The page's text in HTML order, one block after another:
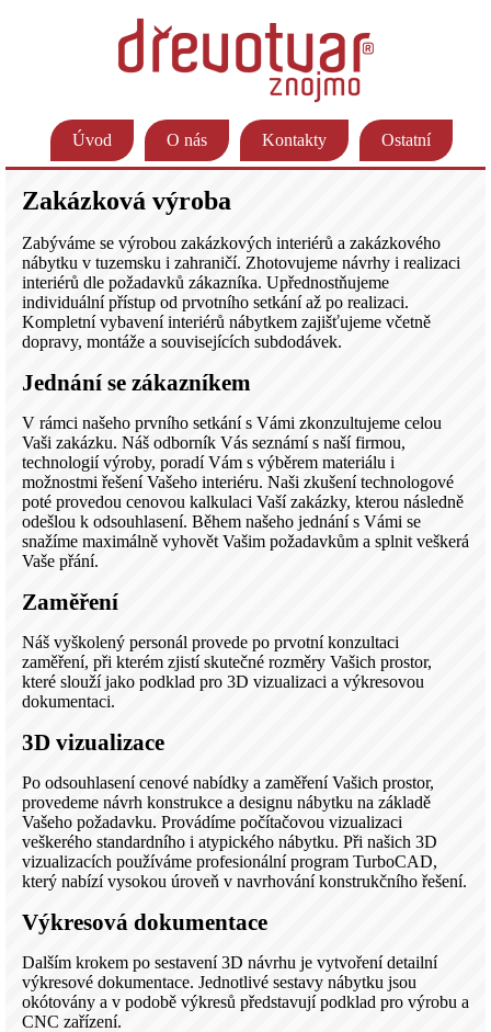
Úvod O nás Kontakty Ostatní
Zakázková výroba
Zabýváme se výrobou zakázkových interiérů a zakázkového
nábytku v tuzemsku i zahraničí. Zhotovujeme návrhy i realizaci
interiérů dle požadavků zákazníka. Upřednostňujeme
individuální přístup od prvotního setkání až po realizaci.
Kompletní vybavení interiérů nábytkem zajišťujeme včetně
dopravy, montáže a souvisejících subdodávek.
Jednání se zákazníkem
V rámci našeho prvního setkání s Vámi zkonzultujeme celou
Vaši zakázku. Náš odborník Vás seznámí s naší firmou,
technologií výroby, poradí Vám s výběrem materiálu i
možnostmi řešení Vašeho interiéru. Naši zkušení technologové
poté provedou cenovou kalkulaci Vaší zakázky, kterou následně
odešlou k odsouhlasení. Během našeho jednání s Vámi se
snažíme maximálně vyhovět Vašim požadavkům a splnit veškerá
Vaše přání.
Zaměření
Náš vyškolený personál provede po prvotní konzultaci
zaměření, při kterém zjistí skutečné rozměry Vašich prostor,
které slouží jako podklad pro 3D vizualizaci a výkresovou
dokumentaci.
3D vizualizace
Po odsouhlasení cenové nabídky a zaměření Vašich prostor,
provedeme návrh konstrukce a designu nábytku na základě
Vašeho požadavku. Provádíme počítačovou vizualizaci
veškerého standardního i atypického nábytku. Při našich 3D
vizualizacích používáme profesionální program TurboCAD,
který nabízí vysokou úroveň v navrhování konstrukčního řešení.
Výkresová dokumentace
Dalším krokem po sestavení 3D návrhu je vytvoření detailní
výkresové dokumentace. Jednotlivé sestavy nábytku jsou
okótovány a v podobě výkresů představují podklad pro výrobu a
CNC zařízení.